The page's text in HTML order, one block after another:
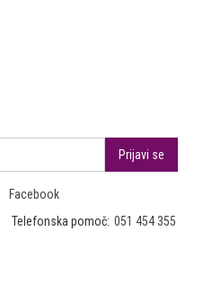
Facebook
Telefonska pomoč: 051 454 355